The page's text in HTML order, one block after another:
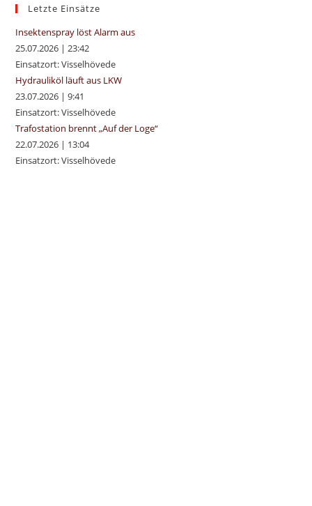
Letzte Einsätze
Insektenspray löst Alarm aus
25.07.2026 |23:42
Einsatzort: Visselhövede
Hydrauliköl läuft aus LKW
23.07.2026 |9:41
Einsatzort: Visselhövede
Trafostation brennt „Auf der Loge“
22.07.2026 | 13:04
Einsatzort: Visselhövede